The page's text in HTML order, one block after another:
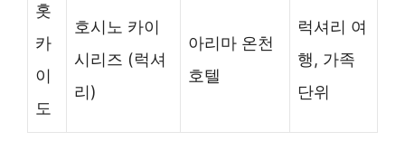
홋
카
이
도
호시노 카이
시리즈 (럭셔
리)
아리마 온천
호텔
럭셔리 여
행, 가족
단위